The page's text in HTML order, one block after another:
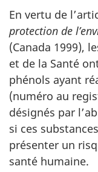
En vertu de
protection de
(Canada 1999),
et de la Santé
phénols ayant
(numéro au
désignés par
si ces
présenter un
santé humaine.